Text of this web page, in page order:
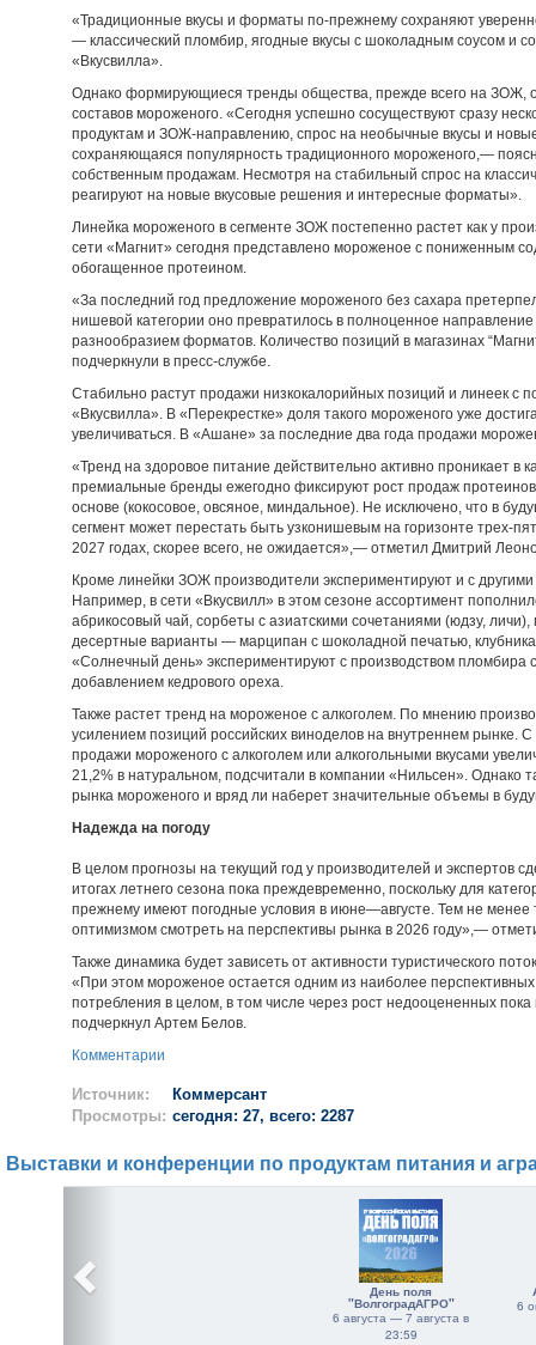
«Традиционные вкусы и форматы по-прежнему сохраняют
— классический пломбир, ягодные вкусы с шоколадным соусом и
«Вкусвилла».
Однако формирующиеся тренды общества, прежде всего на ЗОЖ,
составов мороженого. «Сегодня успешно сосуществуют сразу
продуктам и ЗОЖ-направлению, спрос на необычные вкусы и
сохраняющаяся популярность традиционного мороженого,—
собственным продажам. Несмотря на стабильный спрос на
реагируют на новые вкусовые решения и интересные форматы».
Линейка мороженого в сегменте ЗОЖ постепенно растет как у
сети «Магнит» сегодня представлено мороженое с пониженным
обогащенное протеином.
«За последний год предложение мороженого без сахара
нишевой категории оно превратилось в полноценное
разнообразием форматов. Количество позиций в магазинах
подчеркнули в пресс-службе.
Стабильно растут продажи низкокалорийных позиций и линеек
«Вкусвилла». В «Перекрестке» доля такого мороженого уже
увеличиваться. В «Ашане» за последние два года продажи
«Тренд на здоровое питание действительно активно проникает в
премиальные бренды ежегодно фиксируют рост продаж
основе (кокосовое, овсяное, миндальное). Не исключено, что в
сегмент может перестать быть узконишевым на горизонте трех-
2027 годах, скорее всего, не ожидается»,— отметил Дмитрий
Кроме линейки ЗОЖ производители экспериментируют и с
Например, в сети «Вкусвилл» в этом сезоне ассортимент
абрикосовый чай, сорбеты с азиатскими сочетаниями (юдзу,
десертные варианты — марципан с шоколадной печатью,
«Солнечный день» экспериментируют с производством пломбира
добавлением кедрового ореха.
Также растет тренд на мороженое с алкоголем. По мнению
усилением позиций российских виноделов на внутреннем рынке.
продажи мороженого с алкоголем или алкогольными вкусами
21,2% в натуральном, подсчитали в компании «Нильсен». Однако
рынка мороженого и вряд ли наберет значительные объемы в
Надежда на погоду
В целом прогнозы на текущий год у производителей и экспертов
итогах летнего сезона пока преждевременно, поскольку для
прежнему имеют погодные условия в июне—августе. Тем не
оптимизмом смотреть на перспективы рынка в 2026 году»,—
Также динамика будет зависеть от активности туристического
«При этом мороженое остается одним из наиболее перспективных
потребления в целом, в том числе через рост недооцененных
подчеркнул Артем Белов.
Комментарии
Источник:
Коммерсант
Просмотры: сегодня: 27, всего: 2287
Выставки и конференции по продуктам питания и
День поля
"ВолгоградАГРО"
6 августа — 7 августа в
23:59
6